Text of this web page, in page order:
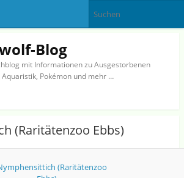
Blog
mit Informationen zu Ausgestorbenen
Pokémon und mehr …
(Raritätenzoo Ebbs)